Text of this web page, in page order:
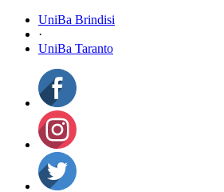
UniBa Brindisi
·
UniBa Taranto